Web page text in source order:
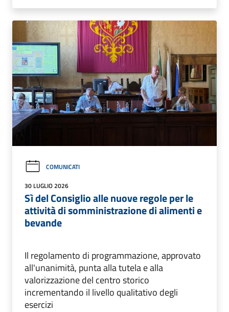
COMUNICATI
30 LUGLIO 2026
Sì del Consiglio alle nuove regole per le
attività di somministrazione di alimenti e
bevande
Il regolamento di programmazione, approvato
all'unanimità, punta alla tutela e alla
valorizzazione del centro storico
incrementando il livello qualitativo degli
esercizi